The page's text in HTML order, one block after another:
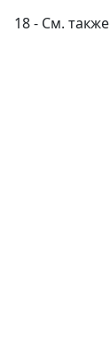
См. также